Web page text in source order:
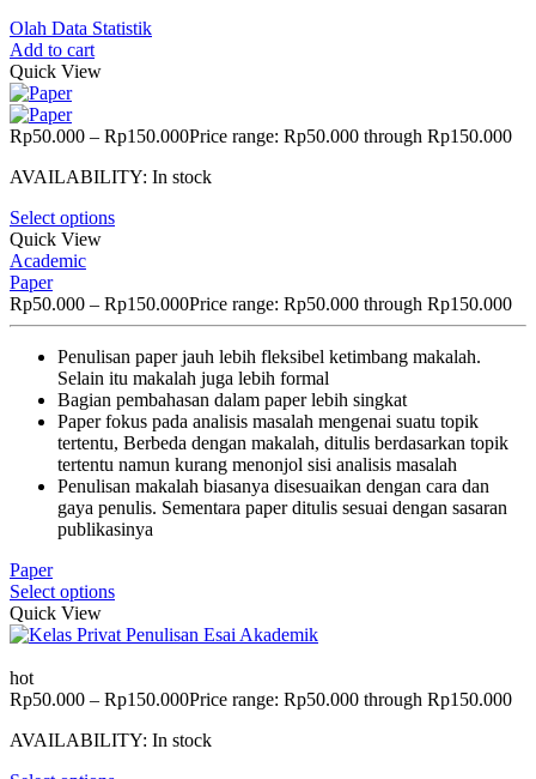
Olah Data Statistik
Add to cart
Quick View
Rp50.000 – Rp150.000Price range: Rp50.000 through Rp150.000
AVAILABILITY: In stock
Select options
Quick View
Academic
Paper
Rp50.000 – Rp150.000Price range: Rp50.000 through Rp150.000
Penulisan paper jauh lebih fleksibel ketimbang makalah.
Selain itu makalah juga lebih formal
Bagian pembahasan dalam paper lebih singkat
Paper fokus pada analisis masalah mengenai suatu topik
tertentu, Berbeda dengan makalah, ditulis berdasarkan topik
tertentu namun kurang menonjol sisi analisis masalah
Penulisan makalah biasanya disesuaikan dengan cara dan
gaya penulis. Sementara paper ditulis sesuai dengan sasaran
publikasinya
Paper
Select options
Quick View
hot
Rp50.000 – Rp150.000Price range: Rp50.000 through Rp150.000
AVAILABILITY: In stock